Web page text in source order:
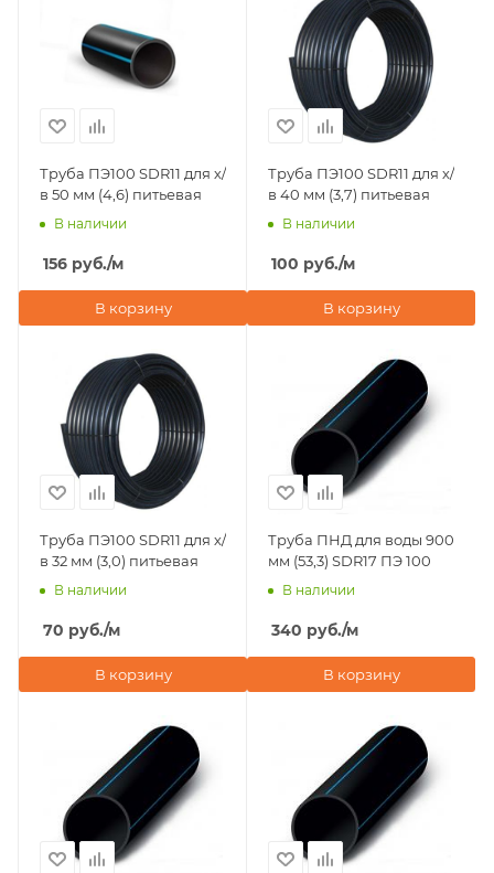
Труба ПЭ100 SDR11 для х/
в 50 мм (4,6) питьевая
В наличии
156 руб./м
В корзину
Труба ПЭ100 SDR11 для х/
в 40 мм (3,7) питьевая
В наличии
100 руб./м
В корзину
Труба ПЭ100 SDR11 для х/
в 32 мм (3,0) питьевая
В наличии
70 руб./м
В корзину
Труба ПНД для воды 900
мм (53,3) SDR17 ПЭ 100
В наличии
340 руб./м
В корзину